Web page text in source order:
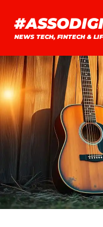
contenuto
NEWS TECH, FINTECH &